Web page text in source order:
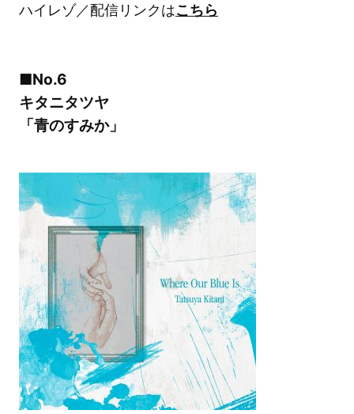
ハイレゾ／配信リンクはこちら
■No.6
キタニタツヤ
「青のすみか」